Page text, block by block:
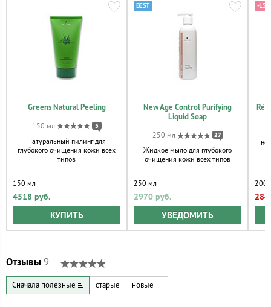
Greens Natural Peeling
150 мл 3
Натуральный пилинг для
глубокого очищения кожи всех
типов
150 мл
4518 руб.
КУПИТЬ
New Age Control Purifying
Liquid Soap
250 мл 27
Жидкое мыло для глубокого
очищения кожи всех типов
250 мл
2970 руб.
УВЕДОМИТЬ
-15%
200
Отзывы 9
Сначала полезные старые новые